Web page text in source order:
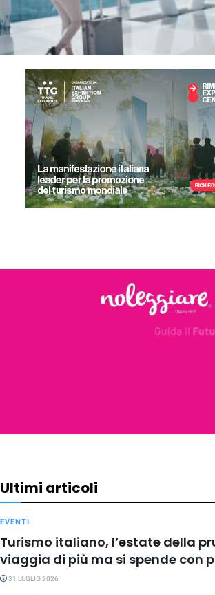
Ultimi articoli
EVENTI
Turismo italiano, l’estate della
viaggia di più ma si spende con
31 LUGLIO 2026